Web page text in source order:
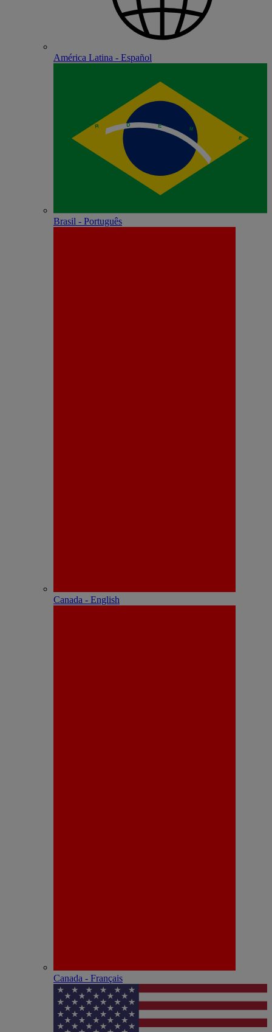
América Latina - Español
Brasil - Português
Canada - English
Canada - Français